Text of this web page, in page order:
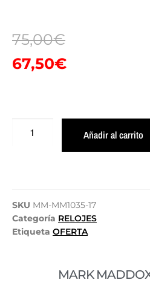
75,00€
67,50€
Añadir al carrito
SKU MM-MM1035-17
Categoría RELOJES
Etiqueta OFERTA
MARK